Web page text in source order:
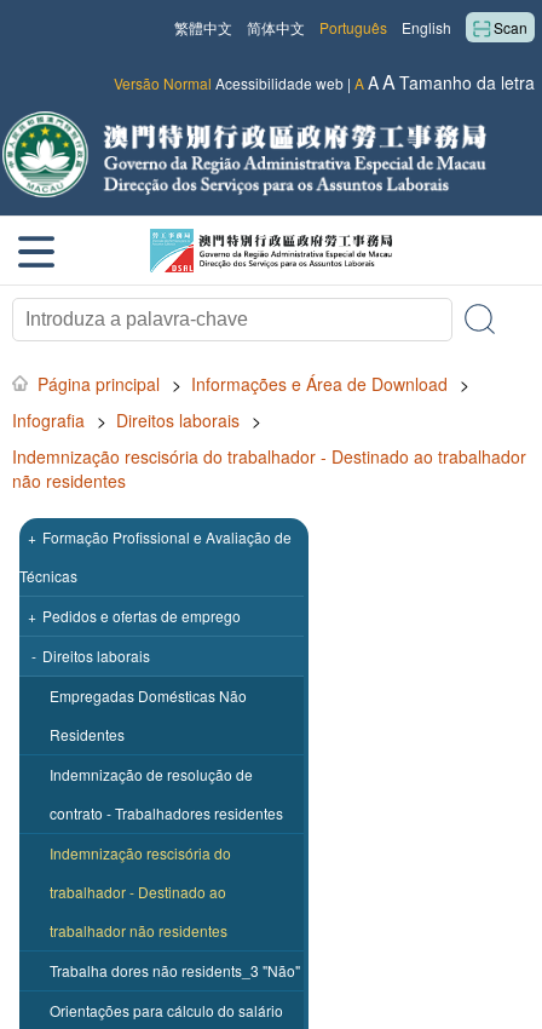
Scan
English
Português
简体中文
繁體中文
Versão Normal Acessibilidade web | AAATamanho da letra
Página principal > Informações e Área de Download >
Infografia > Direitos laborais >
Indemnização rescisória do trabalhador - Destinado ao trabalhador
não residentes
+ Formação Profissional e Avaliação de
Técnicas
+ Pedidos e ofertas de emprego
- Direitos laborais
Empregadas Domésticas Não
Residentes
Indemnização de resolução de
contrato - Trabalhadores residentes
Indemnização rescisória do
trabalhador - Destinado ao
trabalhador não residentes
Trabalha dores não residents_3 "Não"
Orientações para cálculo do salário